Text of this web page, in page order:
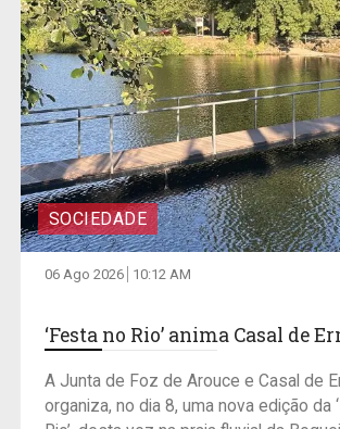
SOCIEDADE
06 Ago 2026 10:12 AM
‘Festa no Rio’ anima Casal de
A Junta de Foz de Arouce e Casal de
organiza, no dia 8, uma nova edição da